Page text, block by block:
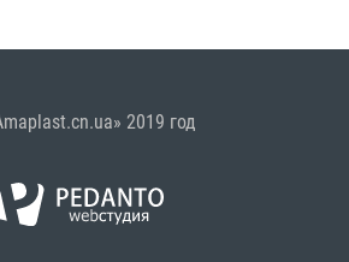
2019 год